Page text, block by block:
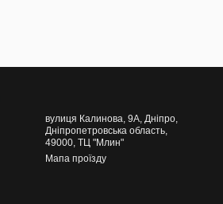
вулиця Калинова, 9А, Дніпро,
Дніпропетровська область,
49000, ТЦ "Млин"
Мапа проїзду